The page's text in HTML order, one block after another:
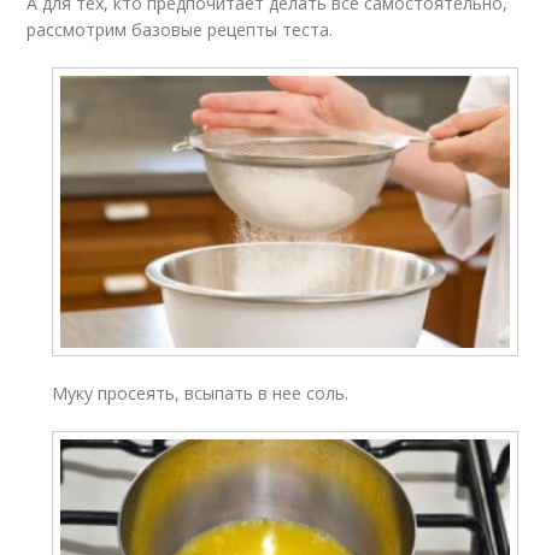
рассмотрим базовые рецепты теста.
Муку просеять, всыпать в нее соль.